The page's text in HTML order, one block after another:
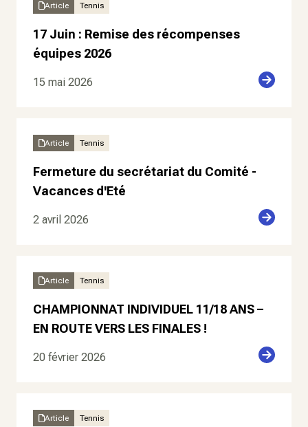
Article Tennis
17 Juin : Remise des récompenses
équipes 2026
15 mai 2026
Article Tennis
Fermeture du secrétariat du Comité -
Vacances d'Eté
2 avril 2026
Article Tennis
CHAMPIONNAT INDIVIDUEL 11/18 ANS –
EN ROUTE VERS LES FINALES !
20 février 2026
Article Tennis